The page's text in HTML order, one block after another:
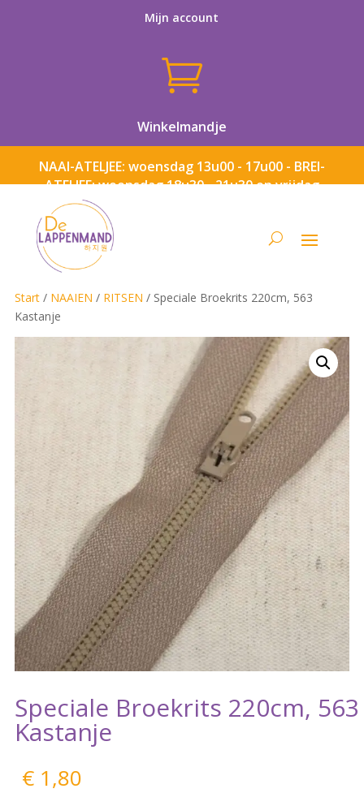
Mijn account

Winkelmandje
NAAI-ATELJEE: woensdag 13u00 - 17u00 - BREI-
ATELJEE: woensdag 18u30 - 21u30 en vrijdag
Start/ NAAIEN / RITSEN / Speciale Broekrits 220cm, 563
Kastanje
Speciale Broekrits 220cm, 563
Kastanje
€1,80